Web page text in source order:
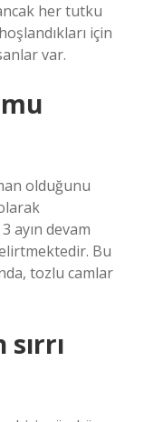
her tutku
için
var.
olduğunu
ayın devam
Bu
tozlu camlar